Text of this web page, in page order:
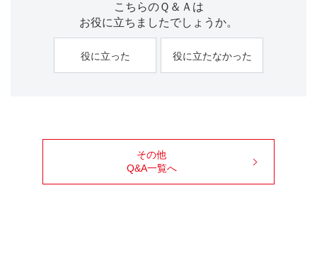
こちらのＱ＆Ａは
お役に立ちましたでしょうか。
役に立った 役に立たなかった
その他
Q&A一覧へ